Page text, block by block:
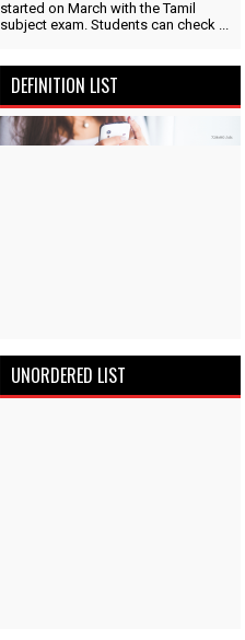
started on March with the Tamil
subject exam. Students can check ...
DEFINITION LIST
UNORDERED LIST